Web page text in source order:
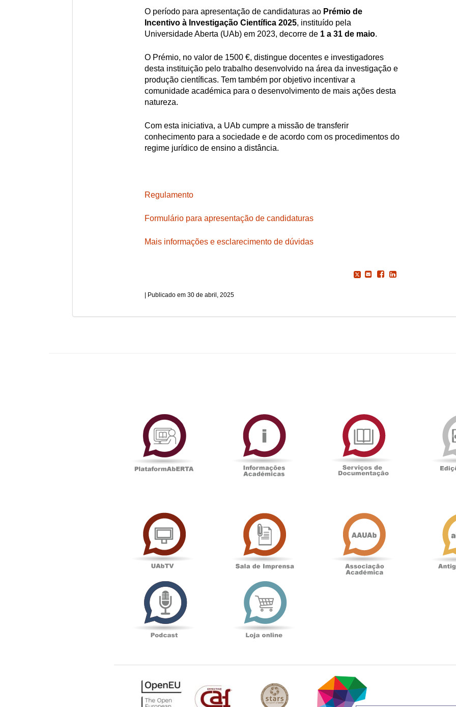
O período para apresentação de candidaturas ao Prémio de
Incentivo à Investigação Científica 2025, instituído pela
Universidade Aberta (UAb) em 2023, decorre de 1a 31 de maio.
O Prémio, no valor de 1500 €, distingue docentes e investigadores
desta instituição pelo trabalho desenvolvido na área da investigação e
produção científicas. Tem também por objetivo incentivar a
comunidade académica para o desenvolvimento de mais ações desta
natureza.
Com esta iniciativa, a UAb cumpre a missão de transferir
conhecimento para a sociedade e de acordo com os procedimentos do
regime jurídico de ensino a distância.
Regulamento
Formulário para apresentação de candidaturas
Mais informações e esclarecimento de dúvidas
30 de abril, 2025
PlataformAberta
Académicas